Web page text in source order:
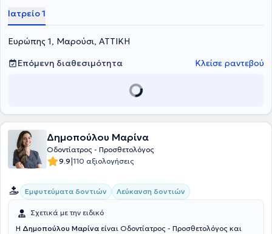
Ιατρείο 1
Ευρώπης 1, Μαρούσι, ΑΤΤΙΚΗ
Επόμενη διαθεσιμότητα
Κλείσε ραντεβού
Δημοπούλου Μαρίνα
Οδοντίατρος - Προσθετολόγος
9.9|110 αξιολογήσεις
Εμφυτεύματα δοντιών Λεύκανση δοντιών
Σχετικά με την ειδικό
Η Δημοπούλου Μαρίνα είναι Οδοντίατρος - Προσθετολόγος και